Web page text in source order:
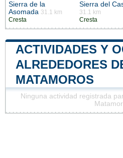
Sierra de la
Asomada 31.1 km
Cresta
Sierra del
31.1 km
Cresta
ACTIVIDADES Y
ALREDEDORES
MATAMOROS
Ninguna actividad registrada